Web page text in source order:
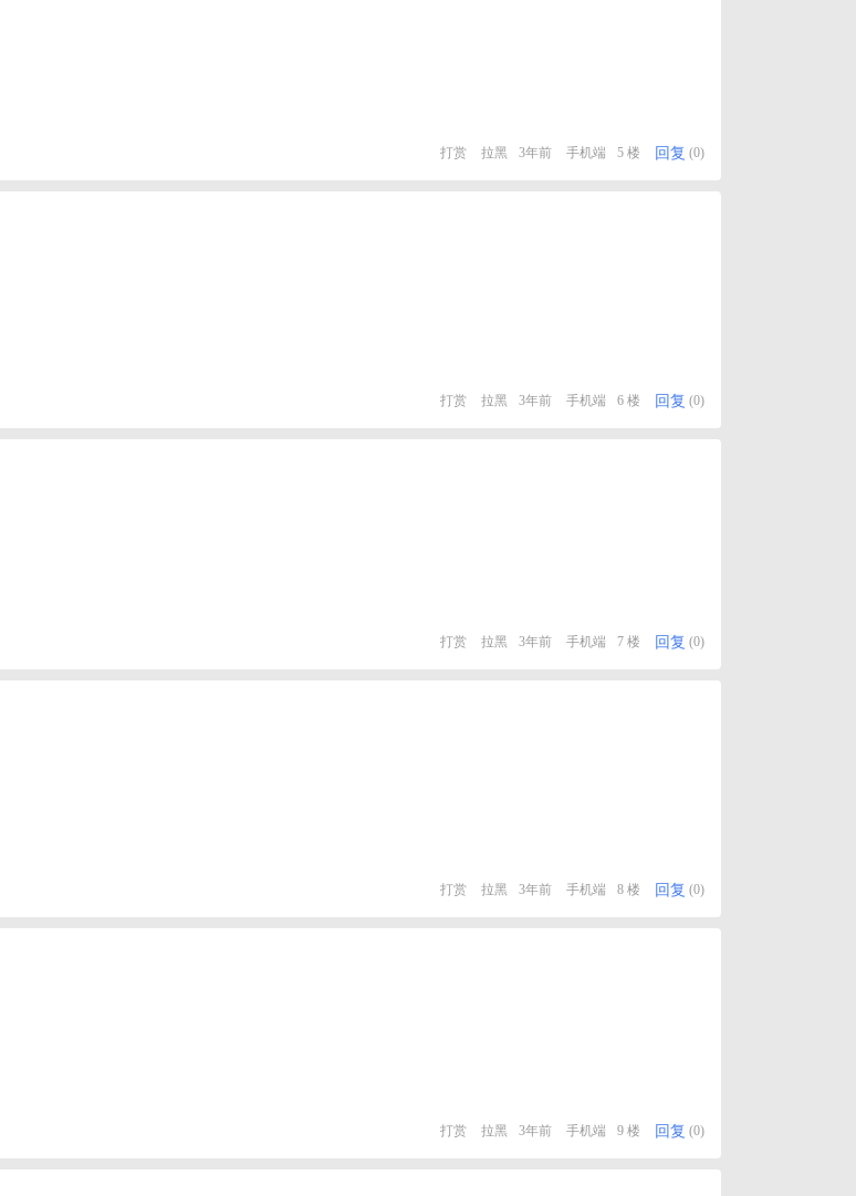
打赏 拉黑 3年前 手机端 5 楼 回复 (0)
打赏 拉黑 3年前 手机端 6 楼 回复 (0)
打赏 拉黑 3年前 手机端 7 楼 回复 (0)
打赏 拉黑 3年前 手机端 8 楼 回复 (0)
打赏 拉黑 3年前 手机端 9 楼 回复 (0)